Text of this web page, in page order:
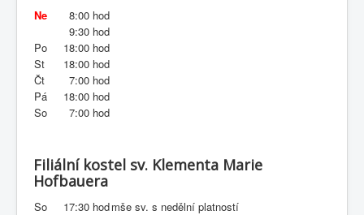
Ne
8:00 hod
9:30 hod
Po
18:00 hod
St
18:00 hod
Čt
7:00 hod
Pá
18:00 hod
So
7:00 hod
Filiální kostel sv. Klementa Marie
Hofbauera
So 17:30 hodmše sv. s nedělní platností